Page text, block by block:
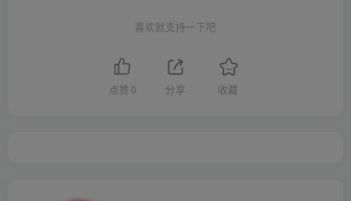
喜欢就支持一下吧
点赞 0 分享 收藏